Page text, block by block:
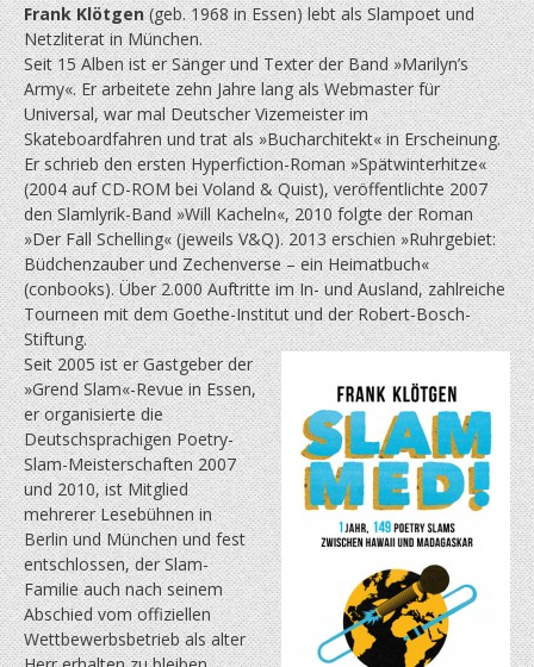
Frank Klötgen(geb. 1968 in Essen) lebt als Slampoet und
Netzliterat in München.
Seit 15 Alben ist er Sänger und Texter der Band »Marilyn’s
Army«. Er arbeitete zehn Jahre lang als Webmaster für
Universal, war mal Deutscher Vizemeister im
Skateboardfahren und trat als »Bucharchitekt« in Erscheinung.
Er schrieb den ersten Hyperfiction-Roman »Spät­winterhitze«
(2004 auf CD-ROM bei Voland & Quist), veröffentlichte 2007
den Slamlyrik-Band »Will Kacheln«, 2010 folgte der Roman
»Der Fall Schelling« (jeweils V&Q). 2013 erschien »Ruhrgebiet:
Büdchenzauber und Zechenverse – ein Heimatbuch«
(conbooks). Über 2.000 Auftritte im In- und Ausland, zahlreiche
Tourneen mit dem Goethe-Institut und der Robert-Bosch-
Stiftung.
Seit 2005 ist er Gastgeber der
»Grend Slam«-Revue in Essen,
er organisierte die
Deutschsprachigen Poetry-
Slam-Meisterschaften 2007
und 2010, ist Mitglied
mehrerer Lesebühnen in
Berlin und München und fest
entschlossen, der Slam-
Familie auch nach seinem
Abschied vom offiziellen
Wettbewerbsbetrieb als alter